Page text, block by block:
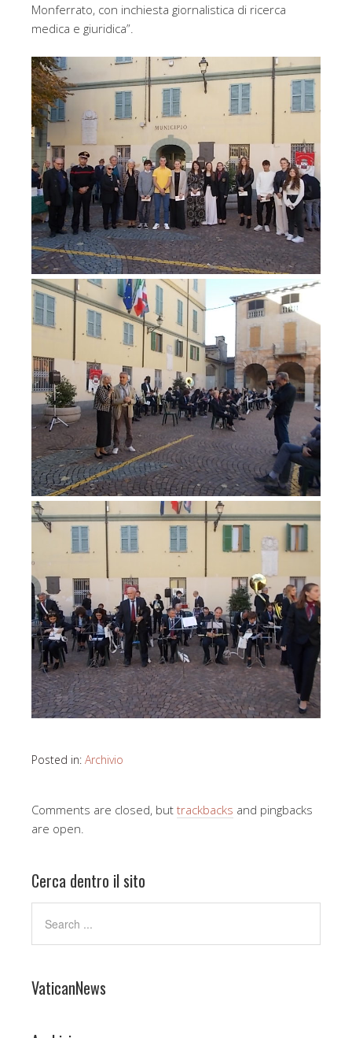
Monferrato, con inchiesta giornalistica di ricerca
medica e giuridica”.
Posted in: Archivio
Comments are closed, but trackbacks and pingbacks
are open.
Cerca dentro il sito
VaticanNews